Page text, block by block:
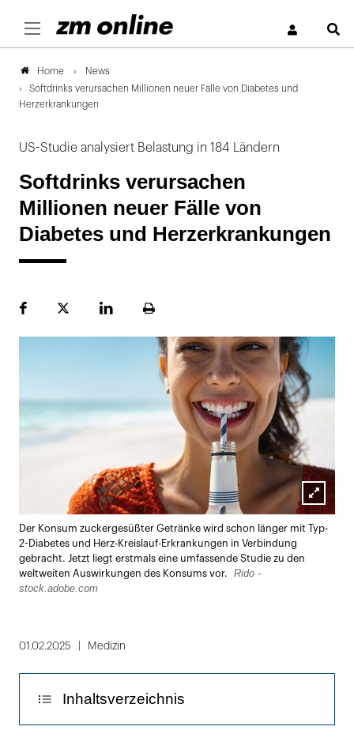
Home
News
Softdrinks verursachen Millionen neuer Fälle von Diabetes und
Herzerkrankungen
US-Studie analysiert Belastung in 184 Ländern
Softdrinks verursachen
Millionen neuer Fälle von
Diabetes und Herzerkrankungen
FacebookPlattformLinekdInSeite
Lightbox
öffnen
Der Konsum zuckergesüßter Getränke wird schon länger mit Typ-
2-Diabetes und Herz-Kreislauf-Erkrankungen in Verbindung
gebracht. Jetzt liegt erstmals eine umfassende Studie zu den
weltweiten Auswirkungen des Konsums vor.
Rido -
stock.adobe.com
01.02.2025 Medizin
Inhaltsverzeichnis